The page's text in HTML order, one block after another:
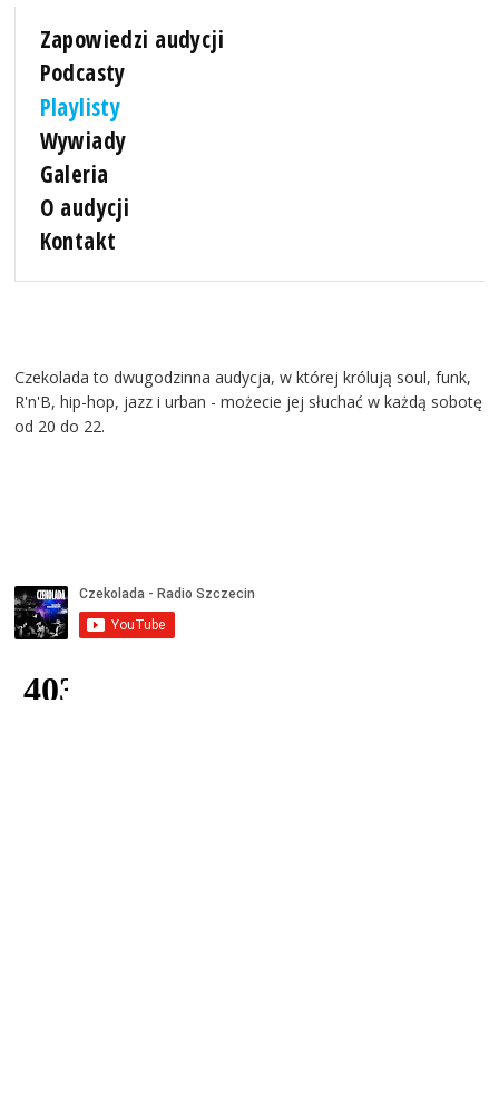
Zapowiedzi audycji
Podcasty
Playlisty
Wywiady
Galeria
O audycji
Kontakt
Czekolada to dwugodzinna audycja, w której królują soul, funk,
R'n'B, hip-hop, jazz i urban - możecie jej słuchać w każdą sobotę
od 20 do 22.